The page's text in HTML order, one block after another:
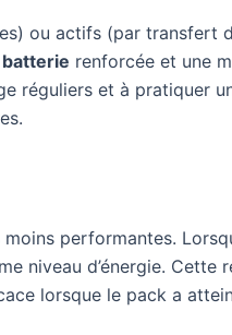
ou actifs (par transfert
renforcée et une
réguliers et à pratiquer
performantes.
niveau d’énergie. Cette
lorsque le pack a